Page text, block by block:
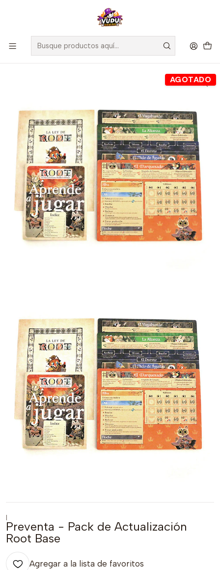
🚀 ¡Despachamos a todo Chile! Envío GRATIS a Regiones sobre
$100.000 y a RM sobre $35.000
Inicio Preventas 2Tomatoes
Preventa - Pack de Actualización Root Base
AGOTADO
|
Preventa - Pack de Actualización
Root Base
Agregar a la lista de favoritos